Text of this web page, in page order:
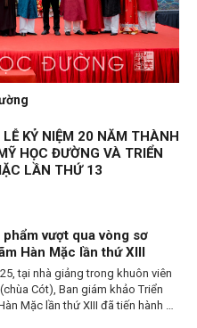
KỶ NIỆM 20 NĂM THÀNH
HỌC ĐƯỜNG VÀ TRIỂN
LẦN THỨ 13
vượt qua vòng sơ
Hàn Mặc lần thứ XIII
tại nhà giảng trong khuôn viên
Cót), Ban giám khảo Triển
Mặc lần thứ XIII đã tiến hành sơ